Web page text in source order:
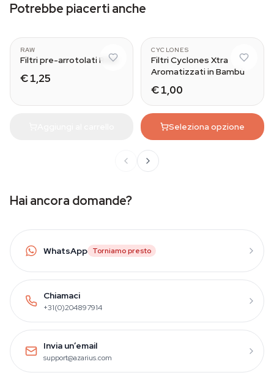
Potrebbe piacerti anche
RAW
Filtri pre-arrotolati RAW
€ 1,25
CYCLONES
Filtri Cyclones Xtra
Aromatizzati in Bambù
€ 1,00
Seleziona opzione
Hai ancora domande?
WhatsApp Torniamo presto
Chiamaci
+31(0)204897914
Invia un’email
support@azarius.com